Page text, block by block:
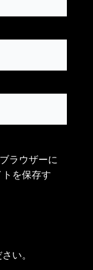
ラウザーに
を保存す
い。